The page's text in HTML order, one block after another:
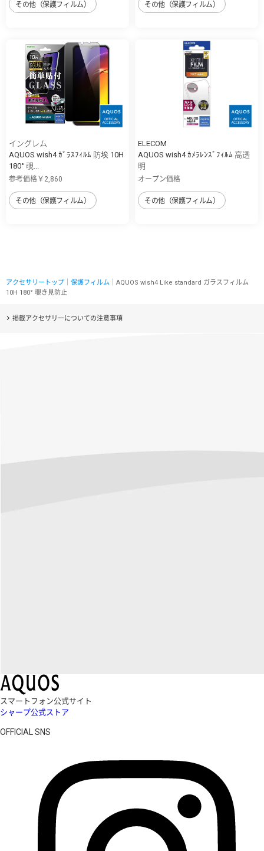
その他（保護フィルム） その他（保護フィルム）
イングレム
AQUOS wish4 ｶﾞﾗｽﾌｨﾙﾑ 防埃 10H
180° 覗...
参考価格￥2,860
その他（保護フィルム）
ELECOM
AQUOS wish4 ｶﾒﾗﾚﾝｽﾞﾌｨﾙﾑ 高透
明
オープン価格
その他（保護フィルム）
アクセサリートップ 保護フィルム ｜AQUOS wish4 Like standard ガラスフィルム
10H 180° 覗き見防止
掲載アクセサリーについての注意事項
スマートフォン公式サイト
シャープ公式ストア
OFFICIAL SNS